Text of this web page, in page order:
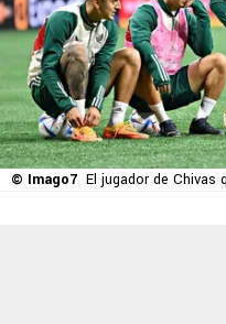
© Imago7 El jugador de Chivas